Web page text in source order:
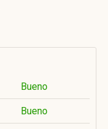
Bueno
Bueno